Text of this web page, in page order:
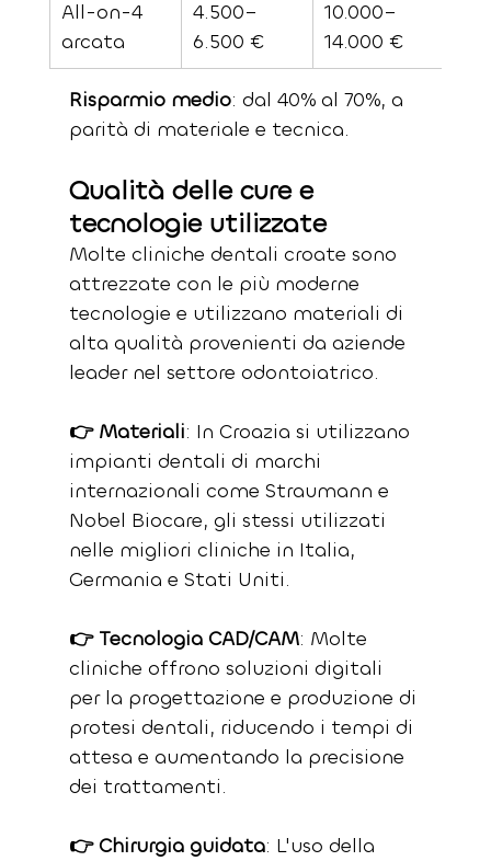
All-on-4
arcata
4.500–
6.500 €
10.000–
14.000 €
Risparmio medio: dal 40% al 70%, a
parità di materiale e tecnica.
Qualità delle cure e
tecnologie utilizzate
Molte cliniche dentali croate sono
attrezzate con le più moderne
tecnologie e utilizzano materiali di
alta qualità provenienti da aziende
leader nel settore odontoiatrico.
👉 Materiali: In Croazia si utilizzano
impianti dentali di marchi
internazionali come Straumann e
Nobel Biocare, gli stessi utilizzati
nelle migliori cliniche in Italia,
Germania e Stati Uniti.
👉 Tecnologia CAD/CAM: Molte
cliniche offrono soluzioni digitali
per la progettazione e produzione di
protesi dentali, riducendo i tempi di
attesa e aumentando la precisione
dei trattamenti.
👉 Chirurgia guidata: L'uso della